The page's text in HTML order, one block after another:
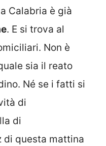
Calabria è già
. E si trova al
Non è
sia il reato
Né se i fatti si
di
di
di questa mattina